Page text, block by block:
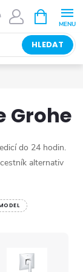
HLEDAT
NÁKUPNÍ
KOŠÍK
Grohe
do 24 hodin.
alternativ